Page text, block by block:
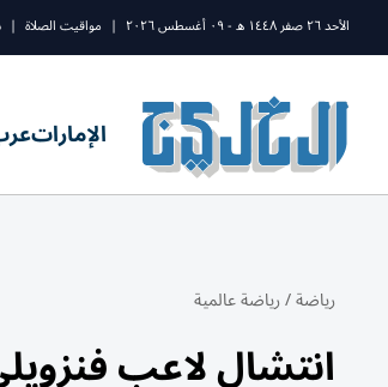
الأحد ٢٦ صفر ١٤٤٨ ه - ٠٩ أغسطس ٢٠٢٦ | مواقيت الصلاة |
الإمارات
رياضة/رياضة عالمية
انتشال لاعب فنزويلي شاب حياً